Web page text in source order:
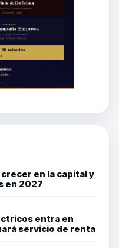
en la capital y
en 2027
entra en
servicio de renta